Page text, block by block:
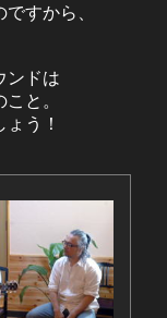
すから、
ンドは
と。
う！